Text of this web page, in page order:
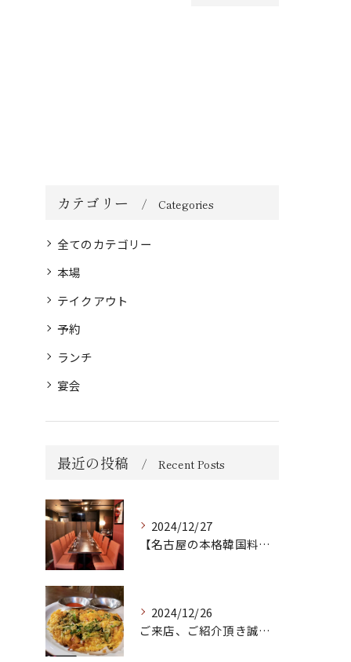
カテゴリー Categories
全てのカテゴリー
本場
テイクアウト
予約
ランチ
宴会
最近の投稿 Recent Posts
2024/12/27
【名古屋の本格韓国料理店🔥】
2024/12/26
ご来店、ご紹介頂き誠にありがとうございます！